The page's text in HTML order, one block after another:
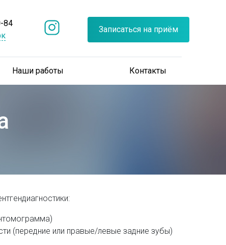
84
Записаться на приём
Наши работы Контакты
(передние или правые/левые задние зубы)